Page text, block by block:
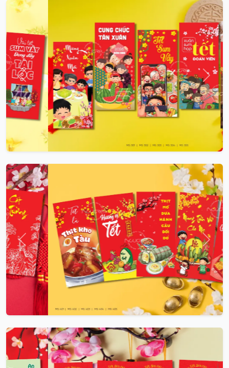
Trước Sau
Trước Sau